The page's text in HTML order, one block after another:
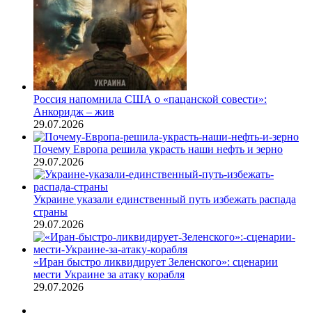
Россия напомнила США о «пацанской совести»:
Анкоридж – жив
29.07.2026
Почему Европа решила украсть наши нефть и зерно
29.07.2026
Украине указали единственный путь избежать распада
страны
29.07.2026
«Иран быстро ликвидирует Зеленского»: сценарии
мести Украине за атаку корабля
29.07.2026